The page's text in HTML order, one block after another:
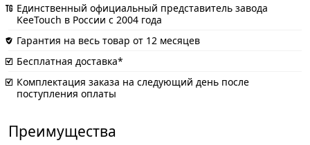
Единственный официальный представитель завода
KeeTouch в России с 2004 года
Гарантия на весь товар от 12 месяцев
Бесплатная доставка*
Комплектация заказа на следующий день после
поступления оплаты
Преимущества